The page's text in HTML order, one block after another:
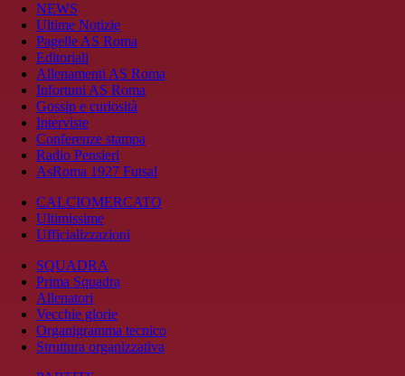
NEWS
Ultime Notizie
Pagelle AS Roma
Editoriali
Allenamenti AS Roma
Infortuni AS Roma
Gossip e curiosità
Interviste
Conferenze stampa
Radio Pensieri
AsRoma 1927 Futsal
CALCIOMERCATO
Ultimissime
Ufficializzazioni
SQUADRA
Prima Squadra
Allenatori
Vecchie glorie
Organigramma tecnico
Struttura organizzativa